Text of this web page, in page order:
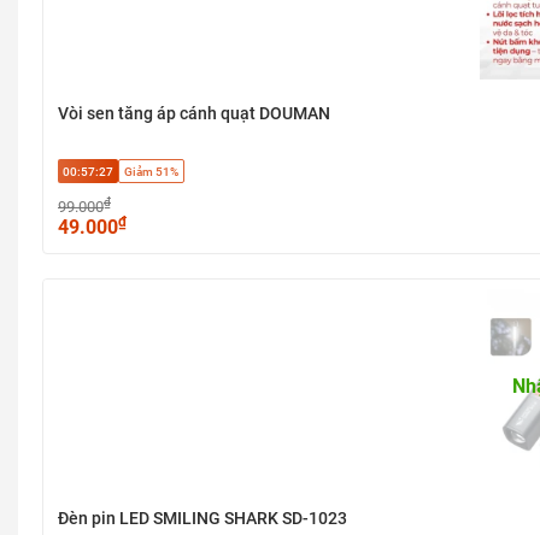
Vòi sen tăng áp cánh quạt DOUMAN
00:57:27 Giảm 51%
99.000₫
49.000₫
Đèn pin LED SMILING SHARK SD-1023